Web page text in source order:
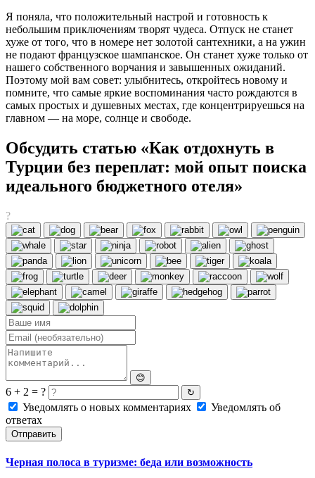
Я поняла, что положительный настрой и готовность к
небольшим приключениям творят чудеса. Отпуск не станет
хуже от того, что в номере нет золотой сантехники, а на ужин
не подают французское шампанское. Он станет хуже только от
нашего собственного ворчания и завышенных ожиданий.
Поэтому мой вам совет: улыбнитесь, откройтесь новому и
помните, что самые яркие воспоминания часто рождаются в
самых простых и душевных местах, где концентрируешься на
главном — на море, солнце и свободе.
Обсудить статью «Как отдохнуть в
Турции без переплат: мой опыт поиска
идеального бюджетного отеля»
?
😊
6 + 2 = ? ↻
Уведомлять о новых комментариях
Уведомлять об
ответах
Отправить
Черная полоса в туризме: беда или возможность